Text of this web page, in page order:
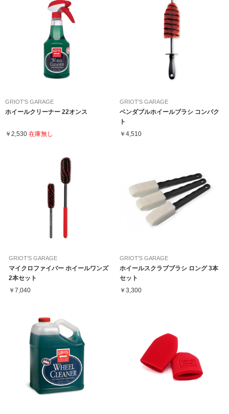
GRIOT'S GARAGE
ホイールクリーナー 22オンス
￥2,530 在庫無し
GRIOT'S GARAGE
ベンダブルホイールブラシ コンパク
ト
￥4,510
GRIOT'S GARAGE
マイクロファイバー ホイールワンズ
2本セット
￥7,040
GRIOT'S GARAGE
ホイールスクラブブラシ ロング 3本
セット
￥3,300